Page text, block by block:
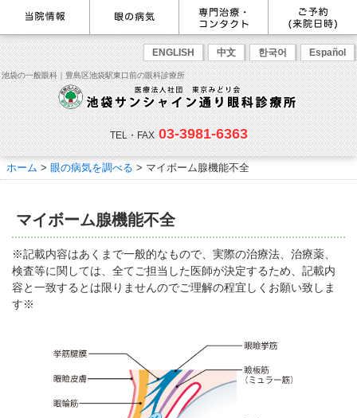
ENGLISH 中文 한국어 Español
池袋の一般眼科｜豊島区池袋駅東口前の眼科診療所
TEL・FAX 03-3981-6363
最新情報
感染症予防のための衛生環境整
備の取り組み
医師のご紹介
当院勤務医師のご紹介 ごあいさつ
院内の様子・設備
院内の様子 検査･治療･手術機器
診療のご案内・アクセス
アクセス
い
診察の流れ
リンク
よくある質問
パンフレットのダウンロード
眼の病気を調べる
病名から探す
症状から探す
目の構造から探す
主な眼科疾患
緑内障 網膜疾患
眼精疲労
ドライアイ
ものもらい
花粉症
白内障
アレルギー性結膜炎
コンタクトレンズ診
学校近視について
点眼液・眼軟膏について
眼科専門治療・特設ページ
緑内障専門治療ページ
角膜疾患専門治療ページ
ドライアイ専門治療ページ
網膜・硝子体専門治療ページ
黄斑疾患専門治療ページ
ぶどう膜炎専門治療ページ
白内障専門治療ページ
花粉症専門ページ
眼形成診療ページ
コンタクトレンズ診療
抗VEGF抗体療法
ボツリヌス療法
東口眼科医院)
コンタクトレンズ診療
コンタクトレンズの種類と特徴
しばらく眼科受診していない方
へ
初めてコンタクトレンズを使う
WEB予約(来院日時の設定)
一般眼科診療を予約
コンタクトレンズ診療を予約
緑内障専門治療を予約
角膜専門治療を予約
ドライアイ専門治療を予約
網膜・硝子体専門治療を予約
白内障専門治療を予約
白内障手術公開講座を予約
黄斑専門治療を予約
予約をキャンセルする
ご予約
ホーム > 眼の病気を調べる > マイボーム腺機能不全
マイボーム腺機能不全
※記載内容はあくまで一般的なもので、実際の治療法、治療薬、
検査等に関しては、全てご担当した医師が決定するため、記載内
容と一致するとは限りませんのでご理解の程宜しくお願い致しま
す※